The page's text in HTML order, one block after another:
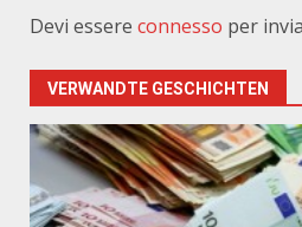
Devi essere connesso per
VERWANDTE GESCHICHTEN